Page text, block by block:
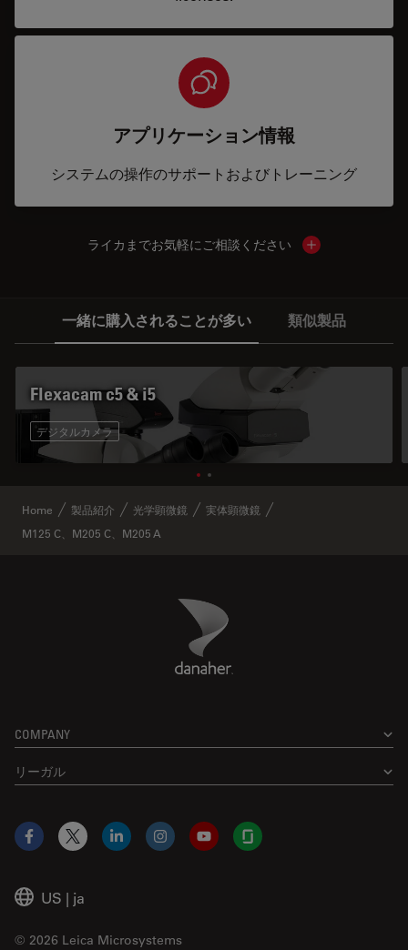
アプリケーション情報
システムの操作のサポートおよびトレーニング
ライカまでお気軽にご相談ください Show local
一緒に購入されることが多い 類似製品
Flexacam c5 & i5
デジタルカメラ
Home 製品紹介 光学顕微鏡
実体顕微鏡
M125 C、M205 C、M205 A
Danaher Logo
COMPANY
リーガル
US | ja
© 2026 Leica Microsystems
Facebook
X LinkedInInstagramYouTubeGlassdoor